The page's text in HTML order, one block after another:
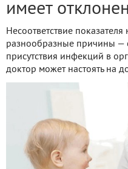
имеет
Несоответствие
разнообразные причины —
присутствия инфекций в
доктор может настоять на